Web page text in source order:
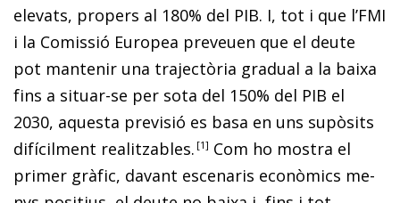
elevats, propers al 180% del PIB. I, tot i que l’FMI
i la Comissió Europea preveuen que el deute
pot mantenir una trajectòria gradual a la baixa
fins a si­­tuar-se per sota del 150% del PIB el
2030, aquesta previsió es basa en uns supòsits
difícilment realitzables. 1
Com ho mostra el
primer gràfic, davant escenaris econòmics me­­